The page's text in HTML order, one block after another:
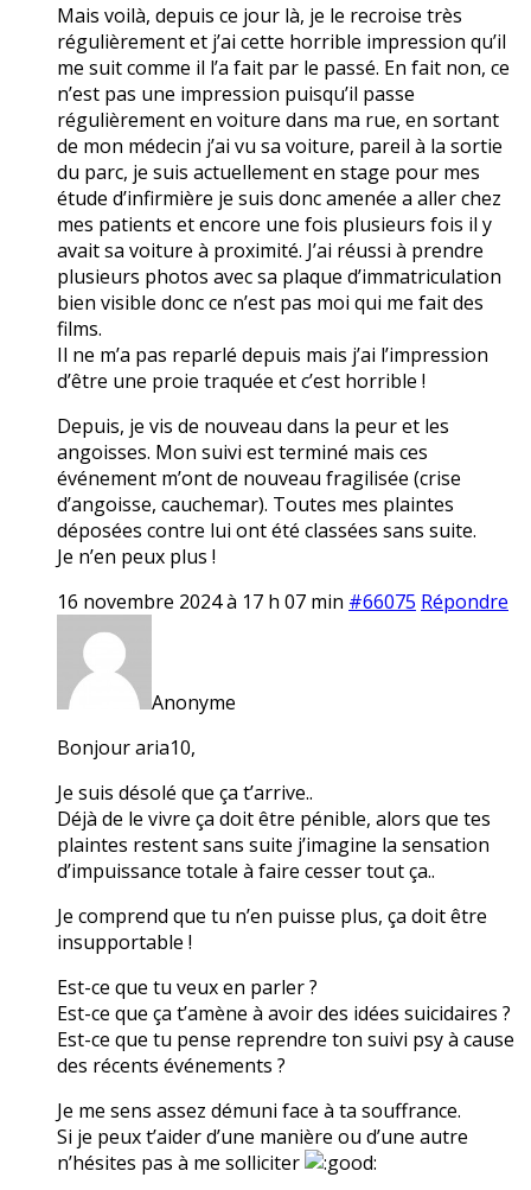
Mais voilà, depuis ce jour là, je le recroise très
régulièrement et j’ai cette horrible impression qu’il
me suit comme il l’a fait par le passé. En fait non, ce
n’est pas une impression puisqu’il passe
régulièrement en voiture dans ma rue, en sortant
de mon médecin j’ai vu sa voiture, pareil à la sortie
du parc, je suis actuellement en stage pour mes
étude d’infirmière je suis donc amenée a aller chez
mes patients et encore une fois plusieurs fois il y
avait sa voiture à proximité. J’ai réussi à prendre
plusieurs photos avec sa plaque d’immatriculation
bien visible donc ce n’est pas moi qui me fait des
films.
Il ne m’a pas reparlé depuis mais j’ai l’impression
d’être une proie traquée et c’est horrible !
Depuis, je vis de nouveau dans la peur et les
angoisses. Mon suivi est terminé mais ces
événement m’ont de nouveau fragilisée (crise
d’angoisse, cauchemar). Toutes mes plaintes
déposées contre lui ont été classées sans suite.
Je n’en peux plus !
16 novembre 2024 à 17 h 07 min #66075 Répondre
Anonyme
Bonjour aria10,
Je suis désolé que ça t’arrive..
Déjà de le vivre ça doit être pénible, alors que tes
plaintes restent sans suite j’imagine la sensation
d’impuissance totale à faire cesser tout ça..
Je comprend que tu n’en puisse plus, ça doit être
insupportable !
Est-ce que tu veux en parler ?
Est-ce que ça t’amène à avoir des idées suicidaires ?
Est-ce que tu pense reprendre ton suivi psy à cause
des récents événements ?
Je me sens assez démuni face à ta souffrance.
Si je peux t’aider d’une manière ou d’une autre
n’hésites pas à me solliciter